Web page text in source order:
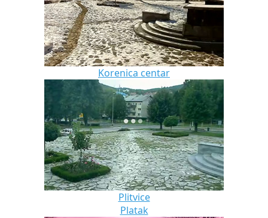
Korenica centar
Plitvice
Platak